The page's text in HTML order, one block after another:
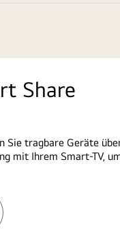
Share
Sie tragbare Geräte
mit Ihrem Smart-TV,